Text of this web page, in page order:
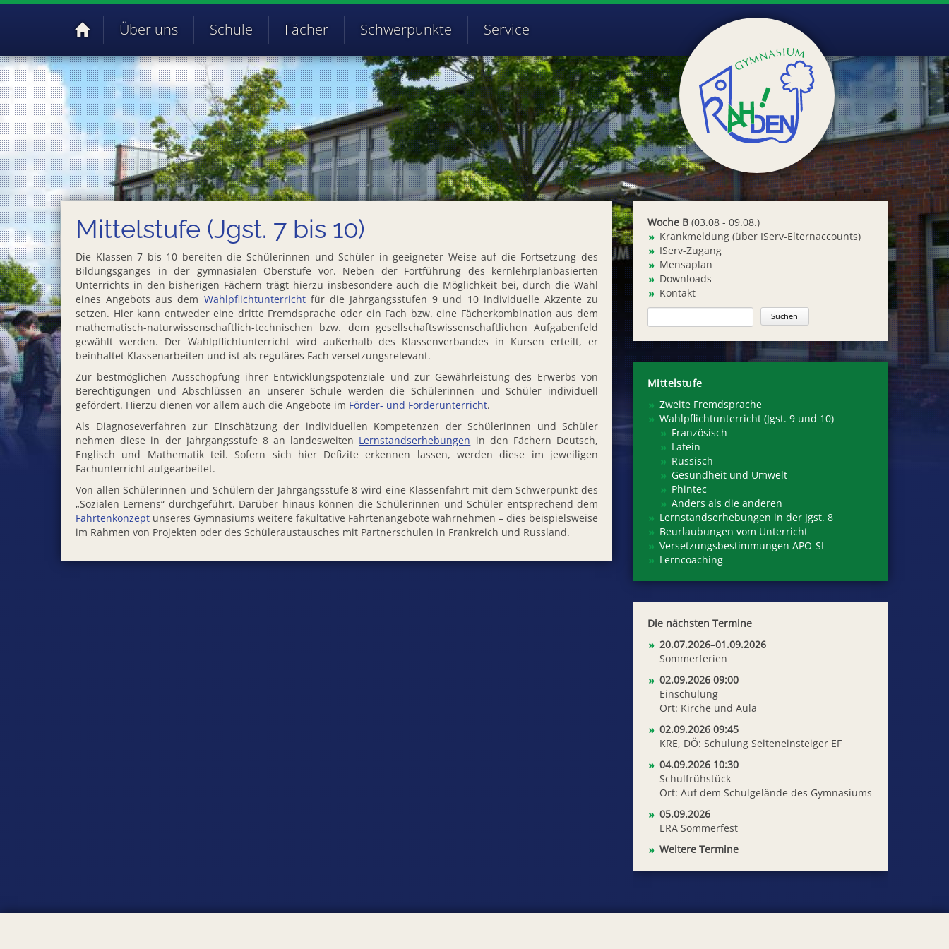
Über uns Schule Fächer Schwerpunkte Service
Woche B (03.08 - 09.08.)
Krankmeldung (über IServ-Elternaccounts)
IServ-Zugang
Mensaplan
Downloads
Kontakt
Mittelstufe
Zweite Fremdsprache
Wahlpflichtunterricht (Jgst. 9 und 10)
Französisch
Latein
Russisch
Gesundheit und Umwelt
Phintec
Anders als die anderen
Lernstandserhebungen in der Jgst. 8
Beurlaubungen vom Unterricht
Versetzungsbestimmungen APO-SI
Lerncoaching
Die nächsten Termine
20.07.2026–01.09.2026
Sommerferien
02.09.2026 09:00
Einschulung
Ort: Kirche und Aula
02.09.2026 09:45
KRE, DÖ: Schulung Seiteneinsteiger EF
04.09.2026 10:30
Schulfrühstück
Ort: Auf dem Schulgelände des Gymnasiums
05.09.2026
ERA Sommerfest
Weitere Termine
Mittelstufe (Jgst. 7 bis 10)
Die Klassen 7 bis 10 bereiten die Schülerinnen und Schüler in geeigneter Weise auf die Fortsetzung des
Bildungsganges in der gymnasialen Oberstufe vor. Neben der Fortführung des kernlehrplanbasierten
Unterrichts in den bisherigen Fächern trägt hierzu insbesondere auch die Möglichkeit bei, durch die Wahl
eines Angebots aus dem Wahlpflichtunterrichtfür die Jahrgangsstufen 9 und 10 individuelle Akzente zu
setzen. Hier kann entweder eine dritte Fremdsprache oder ein Fach bzw. eine Fächerkombination aus dem
mathematisch-naturwissenschaftlich-technischen bzw. dem gesellschaftswissenschaftlichen Aufgabenfeld
gewählt werden. Der Wahlpflichtunterricht wird außerhalb des Klassenverbandes in Kursen erteilt, er
beinhaltet Klassenarbeiten und ist als reguläres Fach versetzungsrelevant.
Zur bestmöglichen Ausschöpfung ihrer Entwicklungspotenziale und zur Gewährleistung des Erwerbs von
Berechtigungen und Abschlüssen an unserer Schule werden die Schülerinnen und Schüler individuell
gefördert. Hierzu dienen vor allem auch die Angebote im Förder- und Forderunterricht.
Als Diagnoseverfahren zur Einschätzung der individuellen Kompetenzen der Schülerinnen und Schüler
nehmen diese in der Jahrgangsstufe 8 an landesweiten Lernstandserhebungen in den Fächern Deutsch,
Englisch und Mathematik teil. Sofern sich hier Defizite erkennen lassen, werden diese im jeweiligen
Fachunterricht aufgearbeitet.
Von allen Schülerinnen und Schülern der Jahrgangsstufe 8 wird eine Klassenfahrt mit dem Schwerpunkt des
„Sozialen Lernens“ durchgeführt. Darüber hinaus können die Schülerinnen und Schüler entsprechend dem
Fahrtenkonzept unseres Gymnasiums weitere fakultative Fahrtenangebote wahrnehmen – dies beispielsweise
im Rahmen von Projekten oder des Schüleraustausches mit Partnerschulen in Frankreich und Russland.